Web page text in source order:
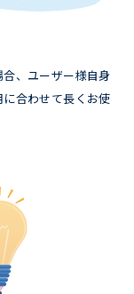
、ユーザー様自身
合わせて長くお使